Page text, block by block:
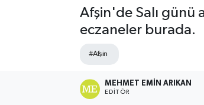
Afşin'de Salı günü
eczaneler burada.
#Afşin
MEHMET EMIN ARIKAN
EDITÖR
Süper Lig Puan Durumu ve Fikstür
Tüm Manşetler
Haber Arşivi